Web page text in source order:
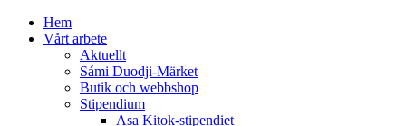
Hem
Vårt arbete
Aktuellt
Sámi Duodji-Märket
Butik och webbshop
Stipendium
Asa Kitok-stipendiet